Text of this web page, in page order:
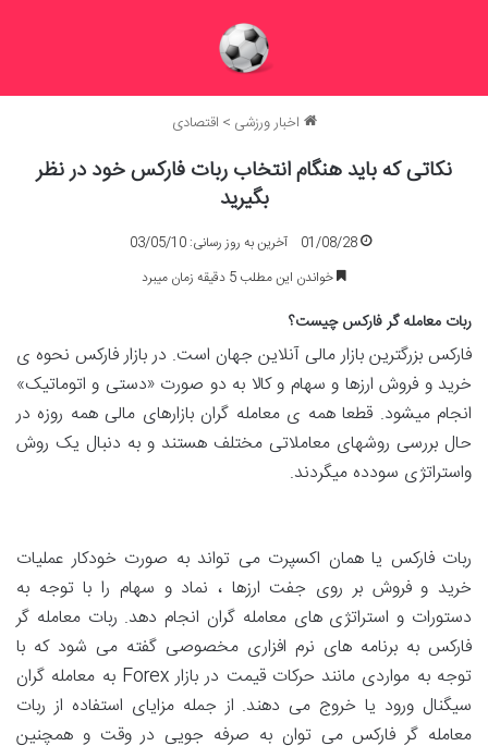
اخبار ورزشی > اقتصادی
نکاتی که باید هنگام انتخاب ربات فارکس خود در نظر
بگیرید
01/08/28
آخرین به روز رسانی: 03/05/10
خواندن این مطلب 5 دقیقه زمان میبرد
ربات معامله گر فارکس چیست؟
فارکس بزرگترین بازار مالی آنلاین جهان است. در بازار فارکس نحوه ی
خرید و فروش ارزها و سهام و کالا به دو صورت «دستی و اتوماتیک»
انجام میشود. قطعا همه ی معامله گران بازارهای مالی همه روزه در
حال بررسی روشهای معاملاتی مختلف هستند و به دنبال یک روش
واستراتژی سودده میگردند.
ربات فارکس یا همان اکسپرت می تواند به صورت خودکار عملیات
خرید و فروش بر روی جفت ارزها ، نماد و سهام را با توجه به
دستورات و استراتژی های معامله گران انجام دهد. ربات معامله گر
فارکس به برنامه های نرم افزاری مخصوصی گفته می شود که با
توجه به مواردی مانند حرکات قیمت در بازار Forex به معامله گران
سیگنال ورود یا خروج می دهند. از جمله مزایای استفاده از ربات
معامله گر فارکس می توان به صرفه جویی در وقت و همچنین